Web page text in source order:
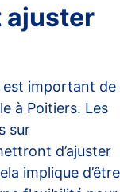
ajuster
est important de
à Poitiers. Les
sur
d’ajuster
implique d’être